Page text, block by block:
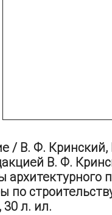
/ В. Ф.
В. Ф.
по
л. ил.